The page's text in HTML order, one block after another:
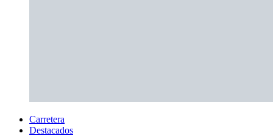
Carretera
Destacados